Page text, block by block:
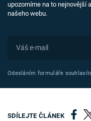
upozorníme na to nejnovější
našeho webu.
Odesláním formuláře
SDÍLEJTE ČLÁNEK